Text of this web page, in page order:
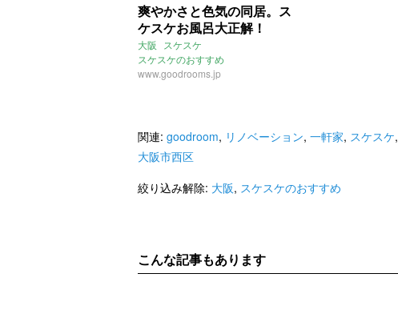
爽やかさと色気の同居。ス
ケスケお風呂大正解！
大阪
スケスケ
スケスケのおすすめ
ひろびろお風呂 ペット可
www.goodrooms.jp
関連: goodroom, リノベーション, 一軒家, スケスケ,
大阪市西区
絞り込み解除: 大阪, スケスケのおすすめ
こんな記事もあります